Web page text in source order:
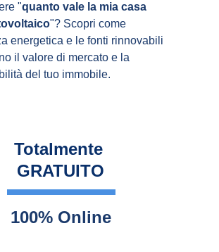
"quanto vale la mia casa
"? Scopri come
energetica e le fonti rinnovabili
il valore di mercato e la
del tuo immobile.
Totalmente
GRATUITO
100% Online